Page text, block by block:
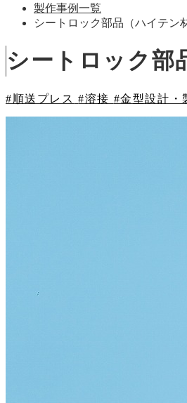
製作事例一覧
シートロック部品（ハイテン
シートロック部
#順送プレス #溶接 #金型設計・